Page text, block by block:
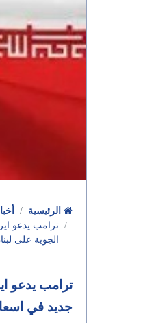
ترامب يدعو
الجوية على
ترامب يدعو
جديد في